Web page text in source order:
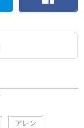
アレン